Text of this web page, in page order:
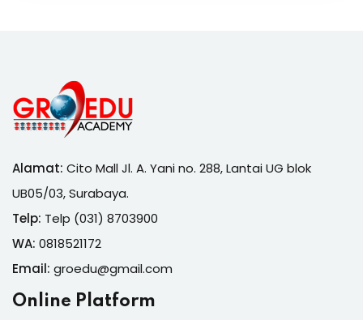
Alamat: Cito Mall Jl. A. Yani no. 288, Lantai UG blok
UB05/03, Surabaya.
Telp: Telp (031) 8703900
WA: 0818521172
Email: groedu@gmail.com
Online Platform